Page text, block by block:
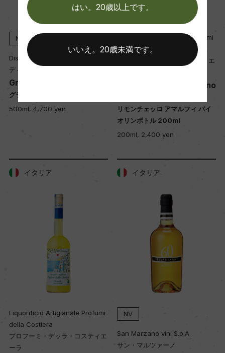
NV
Distilleria Pilzer srl
ディスティッレリア・ピルツァー
Grappa di Pinot Nero
グラッパ・ディ・ピノ・ネロ
500ml, 4,700 yen
Liquorificio Artigianale Profumi
della Costiera
プロフーミ・デッラ・コスティエ
Limoncello Amalfi Violino
リモンチェッロ アマルフィ バイ
オリンボトル 200ml
200ml, 2,400 yen
イタリア
Liquorificio Artigianale Profumi
della Costiera
プロフーミ・デッラ・コスティエ
ーラ
イタリア
NV
San Marzano vini S.p.A.
サン・マルツァーノ
はい。20歳以上です。
いいえ。20歳未満です。